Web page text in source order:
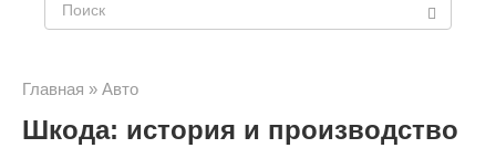
Главная » Авто
Шкода: история и производство